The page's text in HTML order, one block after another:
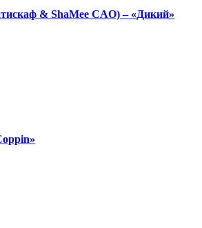
& ShaMee CAO) – «Дикий»